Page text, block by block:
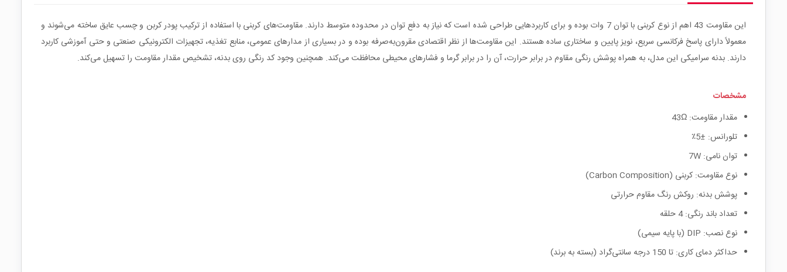
این مقاومت 43 اهم از نوع کربنی با توان 7 وات بوده و برای کاربردهایی طراحی شده است که نیاز به دفع توان در محدوده متوسط دارند. مقاومت‌های کربنی با استفاده از ترکیب پودر کربن و چسب عایق ساخته می‌شوند و
معمولاً دارای پاسخ فرکانسی سریع، نویز پایین و ساختاری ساده هستند. این مقاومت‌ها از نظر اقتصادی مقرون‌به‌صرفه بوده و در بسیاری از مدارهای عمومی، منابع تغذیه، تجهیزات الکترونیکی صنعتی و حتی آموزشی کاربرد
دارند. بدنه سرامیکی این مدل، به همراه پوشش رنگی مقاوم در برابر حرارت، آن را در برابر گرما و فشارهای محیطی محافظت می‌کند. همچنین وجود کد رنگی روی بدنه، تشخیص مقدار مقاومت را تسهیل می‌کند.
مشخصات
مقدار مقاومت: 43Ω
تلورانس: ±5٪
توان نامی: 7W
نوع مقاومت: کربنی (Carbon Composition)
پوشش بدنه: روکش رنگ مقاوم حرارتی
تعداد باند رنگی: 4 حلقه
نوع نصب: DIP (با پایه سیمی)
حداکثر دمای کاری: تا 150 درجه سانتی‌گراد (بسته به برند)